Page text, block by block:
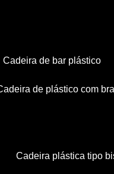
cadeira de bar plástico
cadeira de plástico com
cadeira plástica tipo